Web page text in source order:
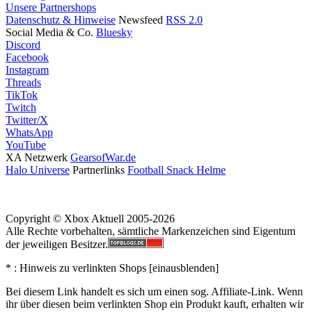
Unsere Partnershops
Datenschutz & Hinweise Newsfeed RSS 2.0
Social Media & Co. Bluesky
Discord
Facebook
Instagram
Threads
TikTok
Twitch
Twitter/X
WhatsApp
YouTube
XA Netzwerk GearsofWar.de
Halo Universe Partnerlinks Football Snack Helme
Copyright © Xbox Aktuell 2005-2026
Alle Rechte vorbehalten, sämtliche Markenzeichen sind Eigentum
der jeweiligen Besitzer.
* : Hinweis zu verlinkten Shops [einausblenden]
Bei diesem Link handelt es sich um einen sog. Affiliate-Link. Wenn
ihr über diesen beim verlinkten Shop ein Produkt kauft, erhalten wir